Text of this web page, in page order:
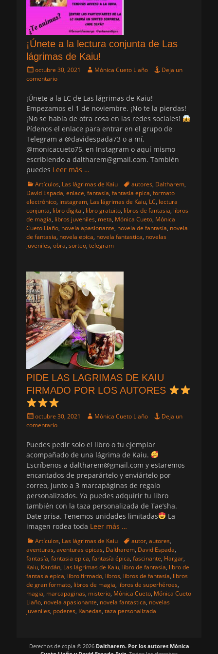
¡Únete a la lectura conjunta de Las
lágrimas de Kaiu!
Publicado
el
octubre 30, 2021 AutorMónica Cueto Liaño
Deja un
comentario
¡Únete a la LC de Las lágrimas de Kaiu!
Empezamos el 1 de noviembre. ¡No te la pierdas!
¡No se habla de otra cosa en las redes sociales!
Pídenos el enlace para entrar en el grupo de
Telegram a @davidespada73 o a mí,
@monicacueto75, en Instagram o aquí mismo
escribiendo a daltharem@gmail.com. También
puedes Leer más …
Categorias
Artículos, Las lágrimas de Kaiu Etiquetas
autores, Daltharem,
David Espada, enlace, fantasía, fantasia epica, formato
electrónico, instagram, Las lágrimas de Kaiu, LC, lectura
conjunta, libro digital, libro gratuito, libros de fantasia, libros
de magia, libros juveniles, meta, Mónica Cueto, Mónica
Cueto Liaño, novela apasionante, novela de fantasía, novela
de fantasia, novela epica, novela fantastica, novelas
juveniles, obra, sorteo, telegram
PIDE LAS LAGRIMAS DE KAIU
FIRMADO POR LOS AUTORES
Publicado
el
octubre 30, 2021 AutorMónica Cueto Liaño
Deja un
comentario
Puedes pedir solo el libro o tu ejemplar
acompañado de una lágrima de Kaiu.
Escríbenos a daltharem@gmail.com y estaremos
encantados de preparártelo y enviártelo por
correo, junto a 3 marcapáginas de regalo
personalizados. Ya puedes adquirir tu libro
también con la taza personalizada de Tae’sha.
Date prisa. Tenemos unidades limitadas
La
imagen rodea toda Leer más …
Categorias
Artículos, Las lágrimas de Kaiu Etiquetas
autor, autores,
aventuras, aventuras epicas, Daltharem, David Espada,
fantasía, fantasia epica, fantasía épica, fascinante, Hargar,
Kaiu, Kardán, Las lágrimas de Kaiu, libro de fantasia, libro de
fantasia epica, libro firmado, libros, libros de fantasía, libros
de gran formato, libros de magia, libros de superhéroes,
magia, marcapaginas, misterio, Mónica Cueto, Mónica Cueto
Liaño, novela apasionante, novela fantastica, novelas
juveniles, poderes, Ranedas, taza personalizada
Derechos de copia © 2026 Daltharem. Por los autores Mónica